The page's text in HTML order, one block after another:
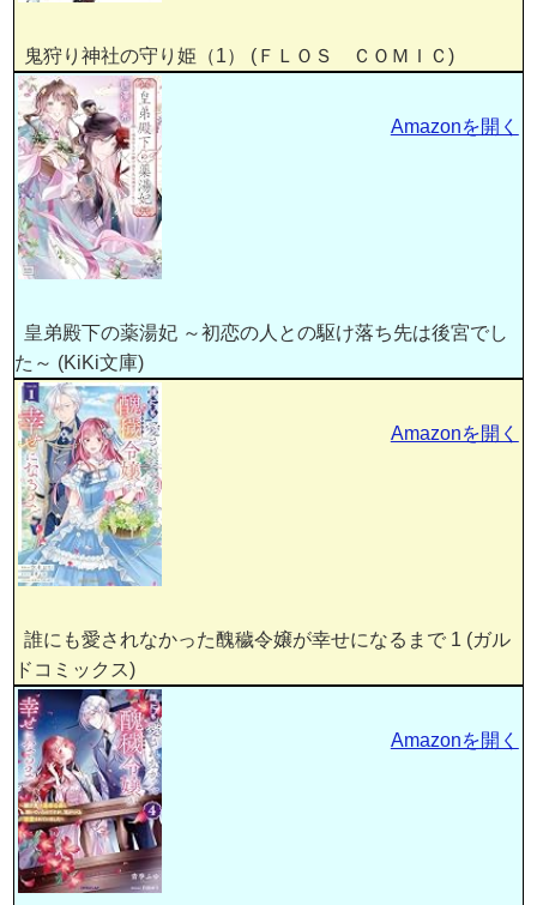
鬼狩り神社の守り姫（1） (ＦＬＯＳ ＣＯＭＩＣ)
皇弟殿下の薬湯妃 ～初恋の人との駆け落ち先は後宮でし
た～ (KiKi文庫)
Amazonを開く
誰にも愛されなかった醜穢令嬢が幸せになるまで 1 (ガル
ドコミックス)
Amazonを開く
Amazonを開く